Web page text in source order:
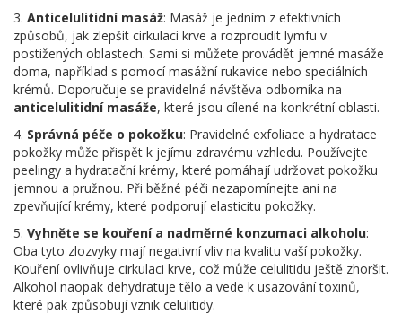
3. Anticelulitidní masáž: Masáž je jedním z efektivních
způsobů, jak zlepšit cirkulaci krve a rozproudit lymfu v
postižených oblastech. Sami si můžete provádět jemné masáže
doma, například s pomocí masážní rukavice nebo speciálních
krémů. Doporučuje se pravidelná návštěva odborníka na
anticelulitidní masáže, které jsou cílené na konkrétní oblasti.
4. Správná péče o pokožku: Pravidelné exfoliace a hydratace
pokožky může přispět k jejímu zdravému vzhledu. Používejte
peelingy a hydratační krémy, které pomáhají udržovat pokožku
jemnou a pružnou. Při běžné péči nezapomínejte ani na
zpevňující krémy, které podporují elasticitu pokožky.
5. Vyhněte se kouření a nadměrné konzumaci alkoholu:
Oba tyto zlozvyky mají negativní vliv na kvalitu vaší pokožky.
Kouření ovlivňuje cirkulaci krve, což může celulitidu ještě zhoršit.
Alkohol naopak dehydratuje tělo a vede k usazování toxinů,
které pak způsobují vznik celulitidy.